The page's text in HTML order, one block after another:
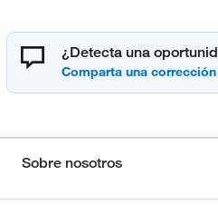
¿Detecta una
Sobre nosotros